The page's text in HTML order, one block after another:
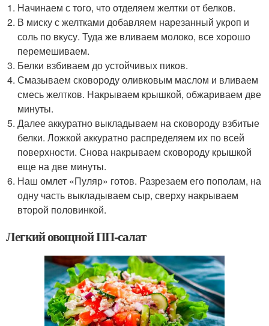
Начинаем с того, что отделяем желтки от белков.
В миску с желтками добавляем нарезанный укроп и
соль по вкусу. Туда же вливаем молоко, все хорошо
перемешиваем.
Белки взбиваем до устойчивых пиков.
Смазываем сковороду оливковым маслом и вливаем
смесь желтков. Накрываем крышкой, обжариваем две
минуты.
Далее аккуратно выкладываем на сковороду взбитые
белки. Ложкой аккуратно распределяем их по всей
поверхности. Снова накрываем сковороду крышкой
еще на две минуты.
Наш омлет «Пуляр» готов. Разрезаем его пополам, на
одну часть выкладываем сыр, сверху накрываем
второй половинкой.
Легкий овощной ПП-салат